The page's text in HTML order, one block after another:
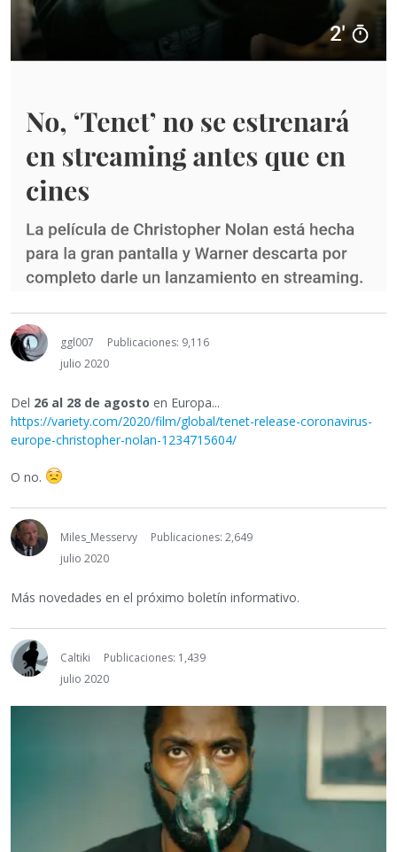
ggl007
Publicaciones: 9,116
julio 2020
Del 26 al 28 de agosto en Europa...
https://variety.com/2020/film/global/tenet-release-coronavirus-
europe-christopher-nolan-1234715604/
O no.
Miles_Messervy
Publicaciones: 2,649
julio 2020
Más novedades en el próximo boletín informativo.
Caltiki
Publicaciones: 1,439
julio 2020